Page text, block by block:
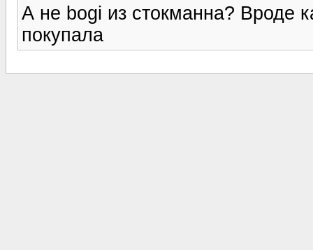
А не bogi из стокманна? Вроде
покупала